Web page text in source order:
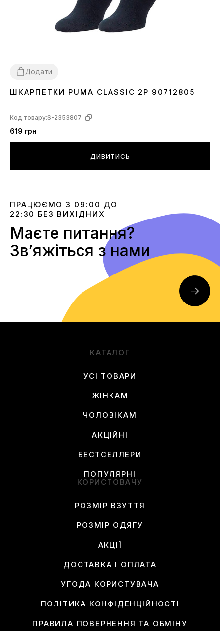
Додати
30-34 39-4243-46
ШКАРПЕТКИ PUMA CLASSIC 2P 90712805
Код товару:S-2353807
619 грн
ДИВИТИСЬ
ПРАЦЮЄМО З 09:00 ДО
22:30 БЕЗ ВИХІДНИХ
Маєте питання?
Звʼяжіться з нами
КАТАЛОГ
УСІ ТОВАРИ
ЖІНКАМ
ЧОЛОВІКАМ
АКЦІЙНІ
БЕСТСЕЛЛЕРИ
ПОПУЛЯРНІ
КОРИСТОВАЧУ
РОЗМІР ВЗУТТЯ
РОЗМІР ОДЯГУ
АКЦІЇ
ДОСТАВКА І ОПЛАТА
УГОДА КОРИСТУВАЧА
ПОЛІТИКА КОНФІДЕНЦІЙНОСТІ
ПРАВИЛА ПОВЕРНЕННЯ ТА ОБМІНУ